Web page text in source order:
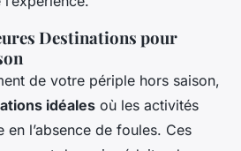
Destinations pour
de votre périple hors saison,
idéales où les activités
en l’absence de foules. Ces